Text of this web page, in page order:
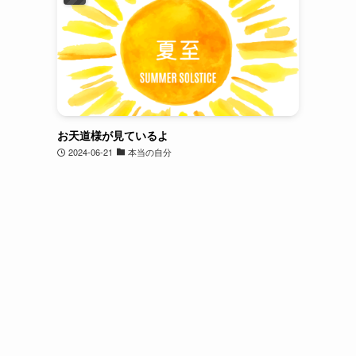
お天道様が見ているよ
2024-06-21 本当の自分